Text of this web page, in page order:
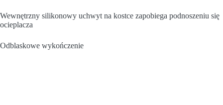
Wewnętrzny silikonowy uchwyt na kostce zapobiega podnoszeniu się
ocieplacza
Odblaskowe wykończenie